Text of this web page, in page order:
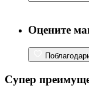
Оцените
Супер